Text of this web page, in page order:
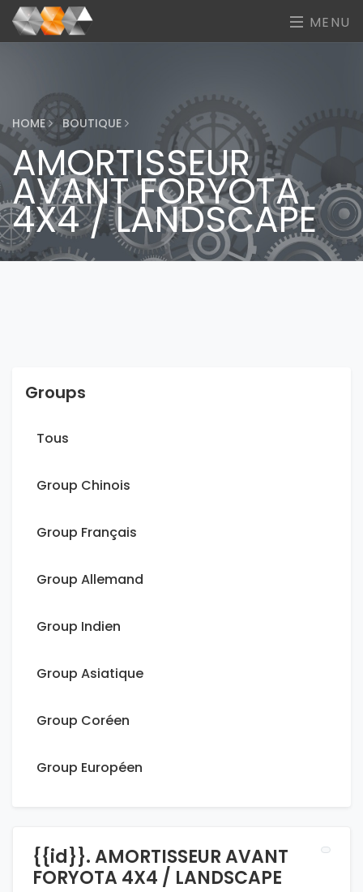
MENU
HOME BOUTIQUE
AMORTISSEUR
AVANT FORYOTA
4X4 / LANDSCAPE
Groups
Tous
Group Chinois
Group Français
Group Allemand
Group Indien
Group Asiatique
Group Coréen
Group Européen
{{id}}. AMORTISSEUR AVANT
FORYOTA 4X4 / LANDSCAPE